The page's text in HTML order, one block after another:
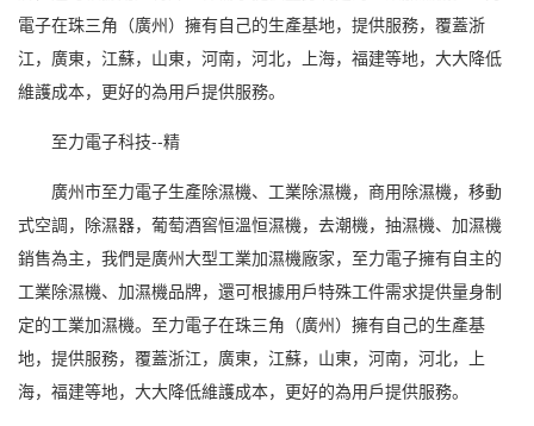
電子在珠三角（廣州）擁有自己的生產基地，提供服務，覆蓋浙
江，廣東，江蘇，山東，河南，河北，上海，福建等地，大大降低
維護成本，更好的為用戶提供服務。
至力電子科技--精
廣州市至力電子生產除濕機、工業除濕機，商用除濕機，移動
式空調，除濕器，葡萄酒窖恒溫恒濕機，去潮機， 抽濕機、加濕機
銷售為主，我們是廣州大型工業加濕機廠家，至力電子擁有自主的
工業除濕機、加濕機品牌，還可根據用戶特殊工件需求提供量身制
定的工業加濕機。至力電子在珠三角（廣州）擁有自己的生產基
地，提供服務，覆蓋浙江，廣東，江蘇，山東，河南，河北，上
海，福建等地，大大降低維護成本，更好的為用戶提供服務。